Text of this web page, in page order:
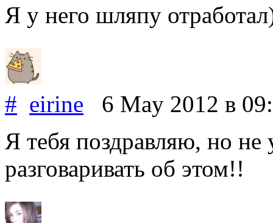
Я у него шляпу
# eirine 6 May 2012 в
Я тебя поздравляю, но не
разговаривать об этом!!